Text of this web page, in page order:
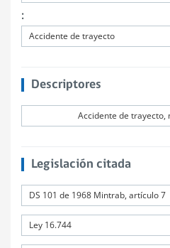
:
Accidente de trayecto
Descriptores
Accidente de trayecto,
Legislación citada
DS 101 de 1968 Mintrab, artículo 7
Ley 16.744